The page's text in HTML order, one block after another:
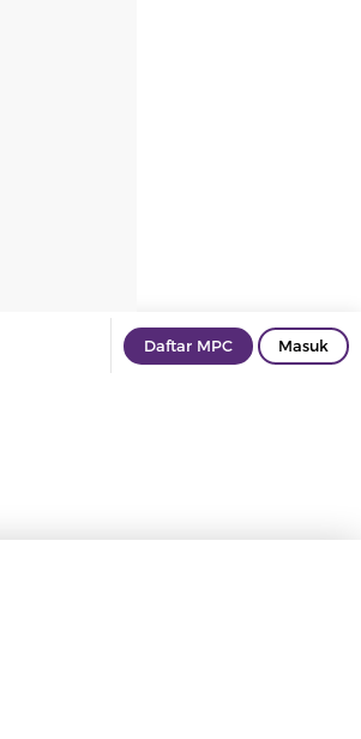
Daftar MPC Masuk